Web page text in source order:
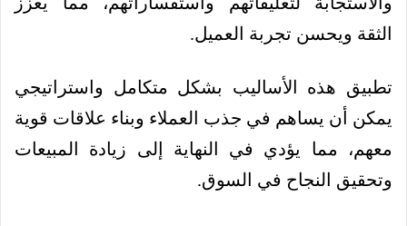
الثقة ويحسن تجربة العميل.
تطبيق هذه الأساليب بشكل متكامل واستراتيجي
يمكن أن يساهم في جذب العملاء وبناء علاقات قوية
معهم، مما يؤدي في النهاية إلى زيادة المبيعات
وتحقيق النجاح في السوق.